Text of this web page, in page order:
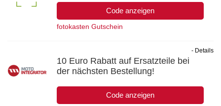
Code anzeigen
fotokasten Gutschein
10 Euro Rabatt auf Ersatzteile bei
der nächsten Bestellung!
Code anzeigen
- Details